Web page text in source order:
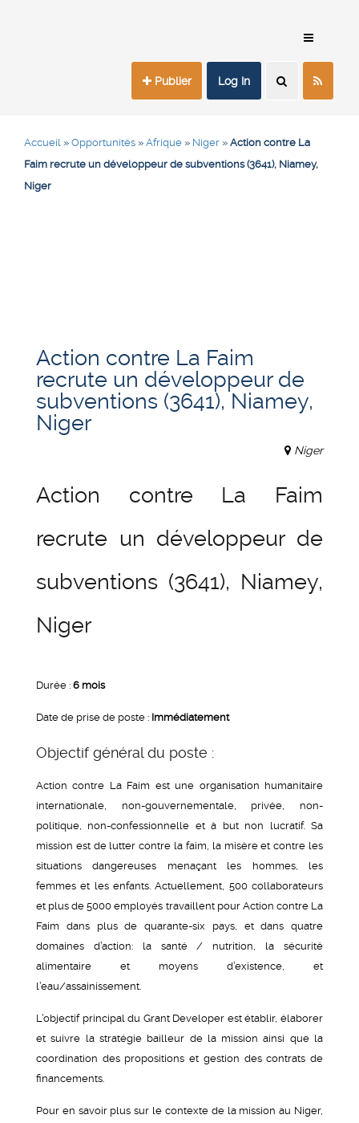
Publier Log In
Accueil » Opportunités » Afrique » Niger » Action contre La
Faim recrute un développeur de subventions (3641), Niamey,
Niger
Action contre La Faim
recrute un développeur de
subventions (3641), Niamey,
Niger
Niger
Action contre La Faim
recrute un développeur de
subventions (3641), Niamey,
Niger
Durée : 6 mois
Date de prise de poste : Immédiatement
Objectif général du poste :
Action contre La Faim est une organisation humanitaire
internationale, non-gouvernementale, privée, non-
politique, non-confessionnelle et à but non lucratif. Sa
mission est de lutter contre la faim, la misère et contre les
situations dangereuses menaçant les hommes, les
femmes et les enfants. Actuellement, 500 collaborateurs
et plus de 5000 employés travaillent pour Action contre La
Faim dans plus de quarante-six pays, et dans quatre
domaines d’action: la santé / nutrition, la sécurité
alimentaire et moyens d’existence, et
l’eau/assainissement.
L’objectif principal du Grant Developer est établir, élaborer
et suivre la stratégie bailleur de la mission ainsi que la
coordination des propositions et gestion des contrats de
financements.
Pour en savoir plus sur le contexte de la mission au Niger,